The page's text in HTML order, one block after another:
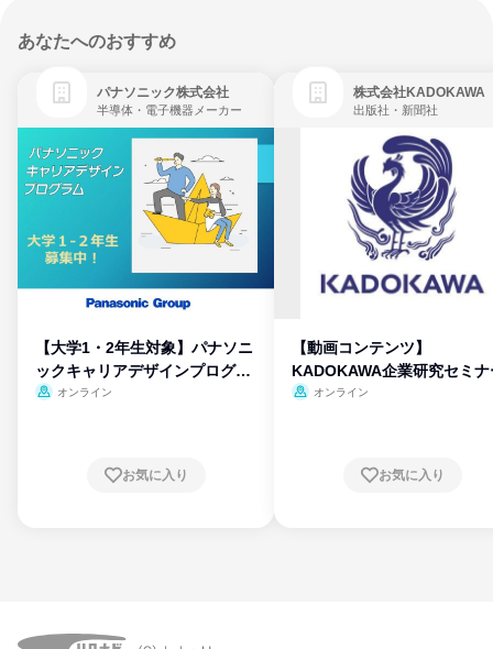
あなたへのおすすめ
パナソニック株式会社
半導体・電子機器メーカー
【大学1・2年生対象】パナソニ
ックキャリアデザインプログラ
ム
オンライン
お気に入り
株式会社KADOKAWA
出版社・新聞社
【動画コンテンツ】
KADOKAWA企業研究セミナ
オンライン
お気に入り